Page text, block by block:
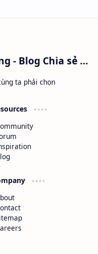
Nguyễn Minh Phương - Blog Chia sẻ Kiến thức Chứng khoán & Tài liệu Toán học
ta phải chọn